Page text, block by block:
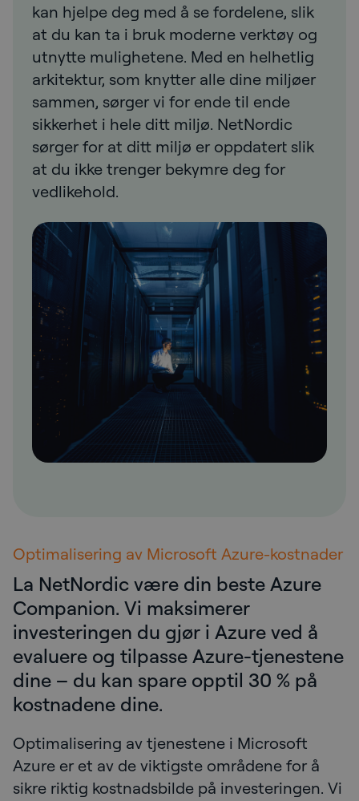
kan hjelpe deg med å se fordelene, slik
at du kan ta i bruk moderne verktøy og
utnytte mulighetene. Med en helhetlig
arkitektur, som knytter alle dine miljøer
sammen, sørger vi for ende til ende
sikkerhet i hele ditt miljø. NetNordic
sørger for at ditt miljø er oppdatert slik
at du ikke trenger bekymre deg for
vedlikehold.
Optimalisering av Microsoft Azure-kostnader
La NetNordic være din beste Azure
Companion. Vi maksimerer
investeringen du gjør i Azure ved å
evaluere og tilpasse Azure-tjenestene
dine – du kan spare opptil 30 % på
kostnadene dine.
Optimalisering av tjenestene i Microsoft
Azure er et av de viktigste områdene for å
sikre riktig kostnadsbilde på investeringen. Vi